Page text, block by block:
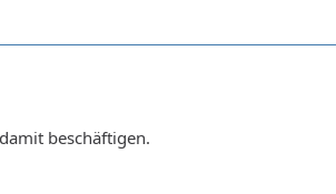
beschäftigen.